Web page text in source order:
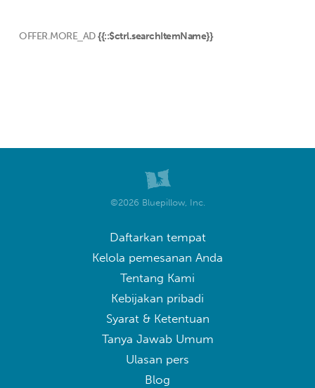
OFFER.MORE_AD {{::$ctrl.searchItemName}}
©2026 Bluepillow, Inc.
Daftarkan tempat
Kelola pemesanan Anda
Tentang Kami
Kebijakan pribadi
Syarat & Ketentuan
Tanya Jawab Umum
Ulasan pers
Blog